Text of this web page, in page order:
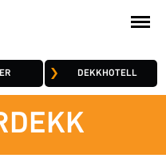
DEKKHOTELL